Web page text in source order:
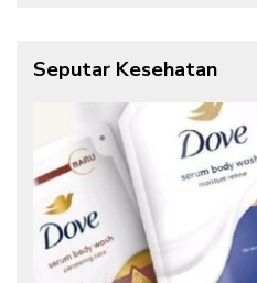
Seputar Kesehatan